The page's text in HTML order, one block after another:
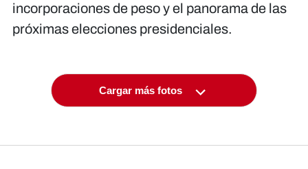
incorporaciones de peso y el panorama de las
próximas elecciones presidenciales.
Cargar más fotos